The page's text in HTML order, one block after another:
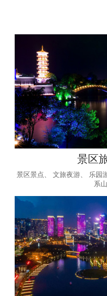
景区
景区景点、 文旅夜游、 乐园
系